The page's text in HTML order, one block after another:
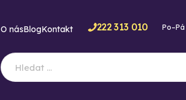
O násBlogKontakt 222 313 010